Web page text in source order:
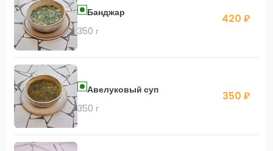
Банджар
350 г
420 ₽
Авелуковый суп
350 г
350 ₽